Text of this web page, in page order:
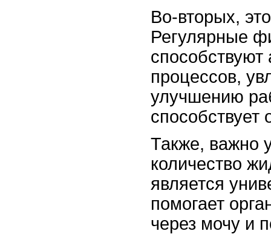
Во-вторых,
Регулярные
процессов,
улучшению
Также, важно
количество
является
помогает
через мочу и